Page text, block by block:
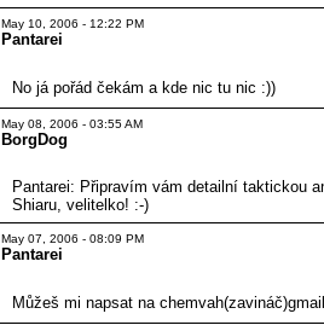
May 10, 2006 - 12:22 PM
Pantarei
No já pořád čekám a kde nic tu nic :))
May 08, 2006 - 03:55 AM
BorgDog
Pantarei: Připravím vám detailní taktickou
Shiaru, velitelko! :-)
May 07, 2006 - 08:09 PM
Pantarei
Můžeš mi napsat na